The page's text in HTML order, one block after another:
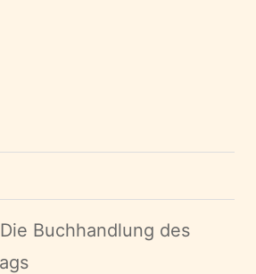
Buchhandlung des